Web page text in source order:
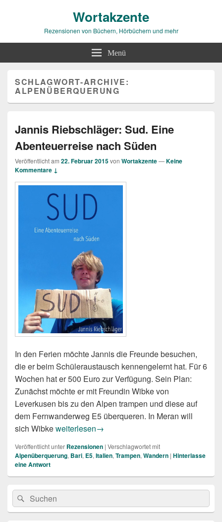
Wortakzente
Rezensionen von Büchern, Hörbüchern und mehr
Menü
SCHLAGWORT-ARCHIVE:
ALPENÜBERQUERUNG
Jannis Riebschläger: Sud. Eine
Abenteuerreise nach Süden
Veröffentlicht am 22. Februar 2015von Wortakzente—Keine
Kommentare ↓
In den Ferien möchte Jannis die Freunde besuchen,
die er beim Schüleraustausch kennengelernt hat. Für 6
Wochen hat er 500 Euro zur Verfügung. Sein Plan:
Zunächst möchte er mit Freundin Wibke von
Leverkusen bis zu den Alpen trampen und diese auf
dem Fernwanderweg E5 überqueren. In Meran will
sich WibkeJannis Riebschläger: Sud. Eine
weiterlesen→
Veröffentlicht unter Rezensionen | Verschlagwortet mit
Alpenüberquerung, Bari, E5,Italien,Trampen,Wandern | Hinterlasse
eine Antwort
Primärer
Seitenleisten
Widget-
Bereich
Suche
nach:
Suchen